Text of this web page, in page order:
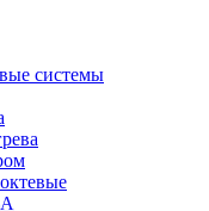
системы